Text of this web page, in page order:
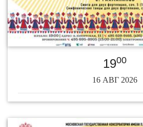
1900
16 АВГ 2026